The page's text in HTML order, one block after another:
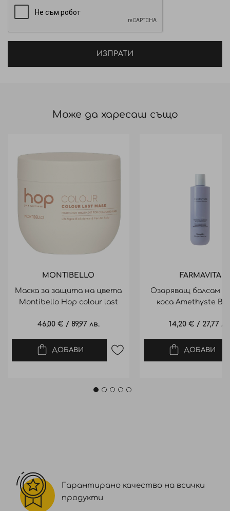
ИЗПРАТИ
Може да харесаш също
MONTIBELLO
Маска за защита на цвета
Montibello Hop colour last
46,00 € / 89,97 лв.
ДОБАВИ
FARMAVITA
Озаряващ балсам
коса Amethyste
14,20 € / 27,77
ДОБАВИ
Гарантирано качество на всички
продукти